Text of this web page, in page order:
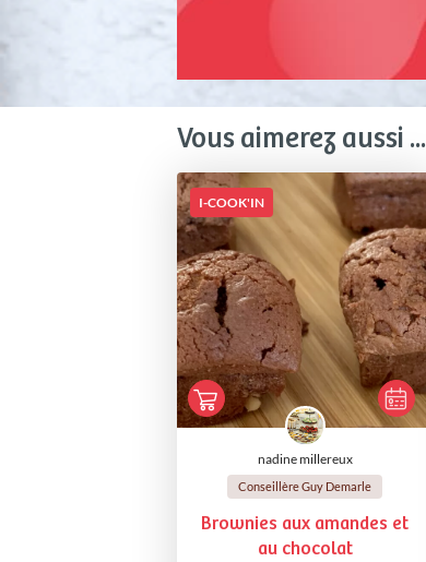
Vous aimerez aussi ...
I-COOK'IN
nadine millereux
Conseillère Guy Demarle
Brownies aux amandes et
au chocolat